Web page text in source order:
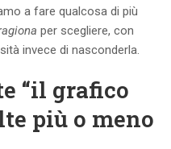
a fare qualcosa di più
per scegliere, con
invece di nasconderla.
“il grafico
più o meno